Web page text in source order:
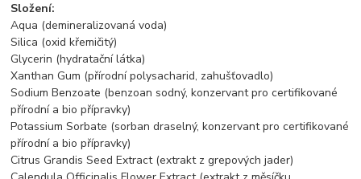
Složení:
Aqua (demineralizovaná voda)
Silica (oxid křemičitý)
Glycerin (hydratační látka)
Xanthan Gum (přírodní polysacharid, zahušťovadlo)
Sodium Benzoate (benzoan sodný, konzervant pro certifikované
přírodní a bio přípravky)
Potassium Sorbate (sorban draselný, konzervant pro certifikované
přírodní a bio přípravky)
Citrus Grandis Seed Extract (extrakt z grepových jader)